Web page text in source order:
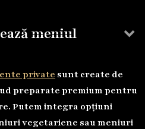
meniul
keyboard_arrow_down
private sunt create de
preparate premium pentru
Putem integra opțiuni
vegetariene sau meniuri